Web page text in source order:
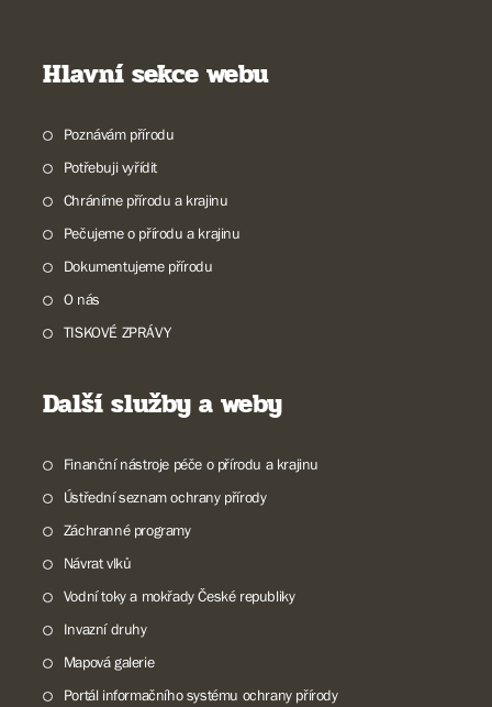
Hlavní sekce webu
Poznávám přírodu
Potřebuji vyřídit
Chráníme přírodu a krajinu
Pečujeme o přírodu a krajinu
Dokumentujeme přírodu
O nás
TISKOVÉ ZPRÁVY
Další služby a weby
Finanční nástroje péče o přírodu a krajinu
Ústřední seznam ochrany přírody
Záchranné programy
Návrat vlků
Vodní toky a mokřady České republiky
Invazní druhy
Mapová galerie
Portál informačního systému ochrany přírody